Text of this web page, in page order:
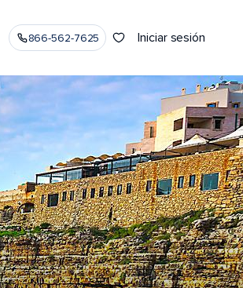
866-562-7625 Iniciar sesión